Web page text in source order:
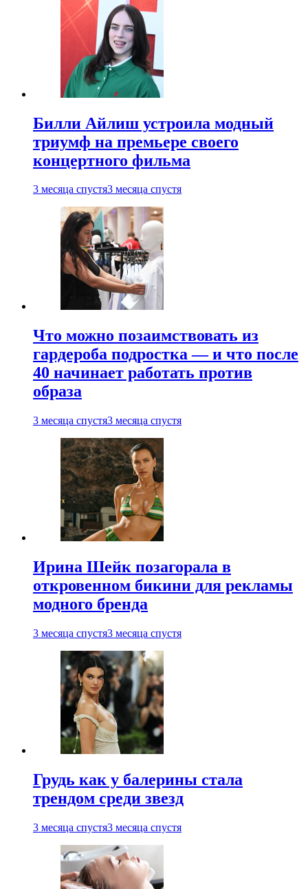
Билли Айлиш устроила модный
триумф на премьере своего
концертного фильма
3 месяца спустя3 месяца спустя
Что можно позаимствовать из
гардероба подростка — и что после
40 начинает работать против
образа
3 месяца спустя3 месяца спустя
Ирина Шейк позагорала в
откровенном бикини для рекламы
модного бренда
3 месяца спустя3 месяца спустя
Грудь как у балерины стала
трендом среди звезд
3 месяца спустя3 месяца спустя